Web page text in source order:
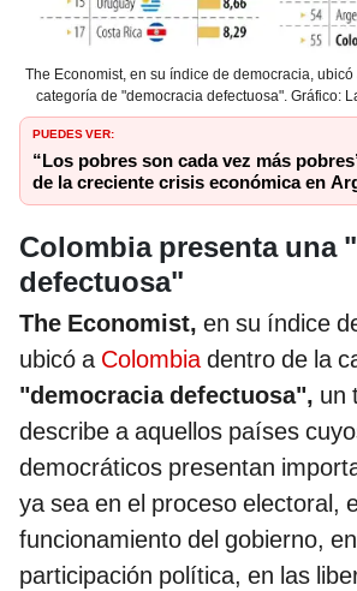
The Economist, en su índice de democracia,
categoría de "democracia defectuosa". Gráfico:
PUEDES VER:
“Los pobres son cada vez más
de la creciente crisis económica en
Colombia presenta una
defectuosa"
The Economist, en su índice
ubicó a Colombiadentro de la
"democracia defectuosa", un
describe a aquellos países
democráticos presentan
ya sea en el proceso electoral,
funcionamiento del gobierno,
participación política, en las